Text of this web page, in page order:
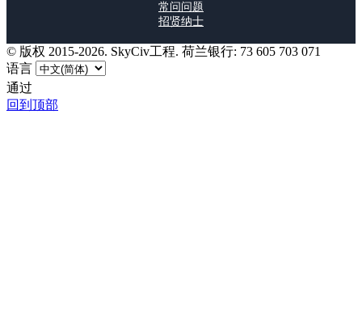
常问问题
招贤纳士
© 版权 2015-2026. SkyCiv工程. 荷兰银行: 73 605 703 071
语言
通过
回到顶部